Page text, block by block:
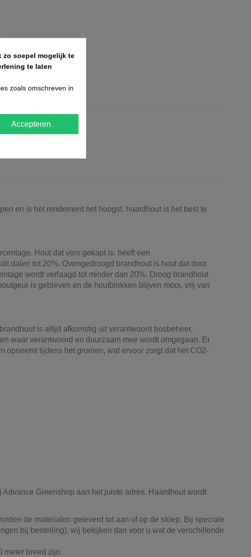
en is het rendement het hoogst. haardhout is het best te
Hout dat vers gekapt is, heeft een
dalen tot 20%. Ovengedroogd brandhout is hout dat door
wordt verlaagd tot minder dan 20%. Droog brandhout
is gebleven en de houtblokken blijven mooi, vrij van
is altijd afkomstig uit verantwoord bosbeheer,
waar verantwoord en duurzaam mee wordt omgegaan. Er
tijdens het groeien, wat ervoor zorgt dat het CO2-
Greenshop aan het juiste adres. Haardhout wordt
de materialen geleverd tot aan of op de stoep. Bij speciale
bij bestelling), wij bekijken dan voor u wat de verschillende
meter breed zijn.
zo soepel mogelijk te
te laten
zoals omschreven in
Accepteren